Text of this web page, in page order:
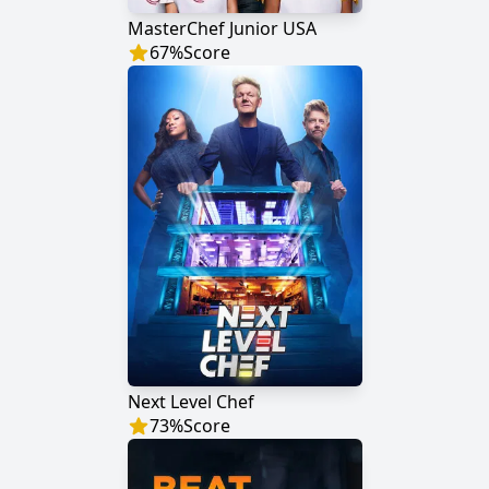
MasterChef Junior USA
67%Score
Next Level Chef
73%Score